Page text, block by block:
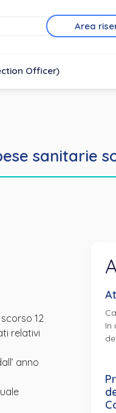
Area
Officer)
sanitarie
12
relativi
anno
In